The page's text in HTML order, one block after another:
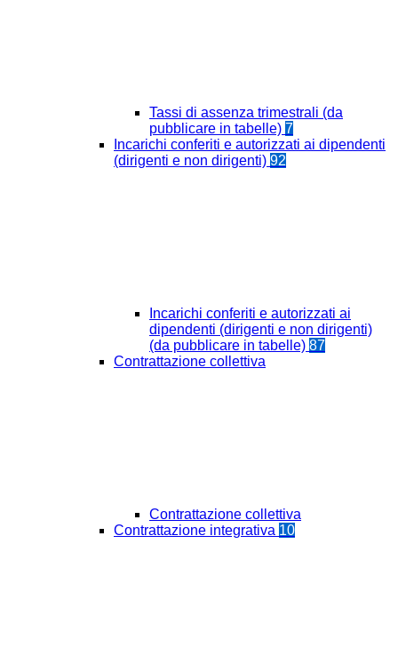
Tassi di assenza trimestrali (da
pubblicare in tabelle) 7
Incarichi conferiti e autorizzati ai dipendenti
(dirigenti e non dirigenti) 92
Incarichi conferiti e autorizzati ai
dipendenti (dirigenti e non dirigenti)
(da pubblicare in tabelle) 87
Contrattazione collettiva
Contrattazione collettiva
Contrattazione integrativa 10